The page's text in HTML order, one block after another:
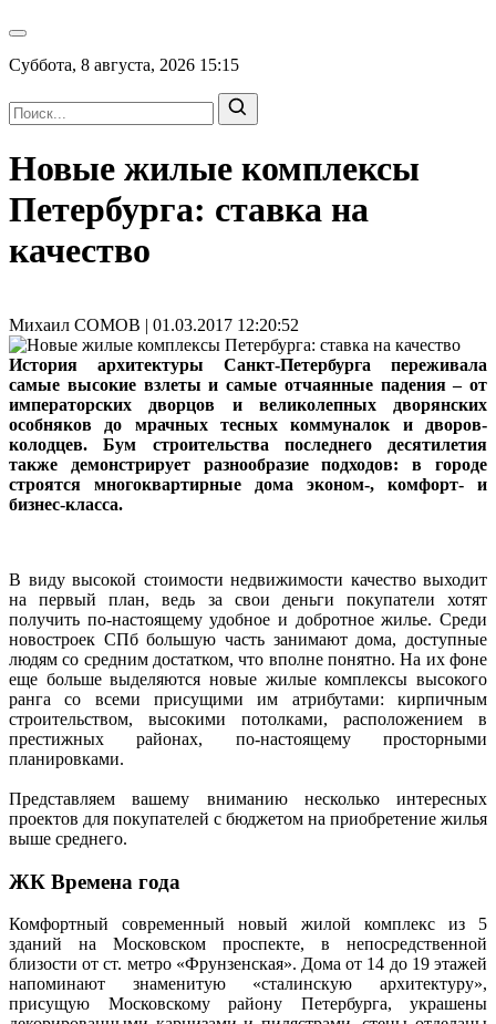
Суббота, 8 августа, 2026 15:15
Новые жилые комплексы
Петербурга: ставка на
качество
Михаил СОМОВ | 01.03.2017 12:20:52
История архитектуры Санкт-Петербурга переживала
самые высокие взлеты и самые отчаянные падения – от
императорских дворцов и великолепных дворянских
особняков до мрачных тесных коммуналок и дворов-
колодцев. Бум строительства последнего десятилетия
также демонстрирует разнообразие подходов: в городе
строятся многоквартирные дома эконом-, комфорт- и
бизнес-класса.
В виду высокой стоимости недвижимости качество выходит
на первый план, ведь за свои деньги покупатели хотят
получить по-настоящему удобное и добротное жилье. Среди
новостроек СПб большую часть занимают дома, доступные
людям со средним достатком, что вполне понятно. На их фоне
еще больше выделяются новые жилые комплексы высокого
ранга со всеми присущими им атрибутами: кирпичным
строительством, высокими потолками, расположением в
престижных районах, по-настоящему просторными
планировками.
Представляем вашему вниманию несколько интересных
проектов для покупателей с бюджетом на приобретение жилья
выше среднего.
ЖК Времена года
Комфортный современный новый жилой комплекс из 5
зданий на Московском проспекте, в непосредственной
близости от ст. метро «Фрунзенская». Дома от 14 до 19 этажей
напоминают знаменитую «сталинскую архитектуру»,
присущую Московскому району Петербурга, украшены